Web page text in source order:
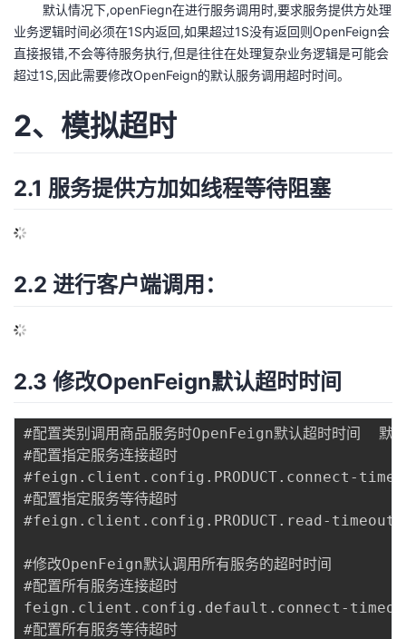
者
我
客
论
的
子
我
直
的
动
我
关
者
我
课
的
证
我
实
验
的
收
藏
Programs
支
的
术
我
云
默认情况下,openFiegn在进行服务调用时,要求服务提供方处理
业务逻辑时间必须在1S内返回,如果超过1S没有返回则OpenFeign会
直接报错,不会等待服务执行,但是往往在处理复杂业务逻辑是可能会
超过1S,因此需要修改OpenFeign的默认服务调用超时时间。
2、模拟超时
2.1 服务提供方加如线程等待阻塞
2.2 进行客户端调用：
2.3 修改OpenFeign默认超时时间
#配置类别调用商品服务时OpenFeign默认超时时间  默
#配置指定服务连接超时
#feign.client.config.PRODUCT.connect-
#配置指定服务等待超时
#feign.client.config.PRODUCT.read-
#修改OpenFeign默认调用所有服务的超时时间
#配置所有服务连接超时
feign.client.config.default.connect-
#配置所有服务等待超时